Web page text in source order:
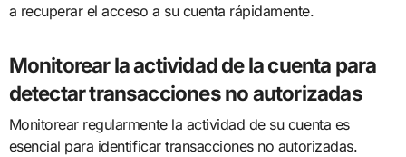
a recuperar el acceso a su cuenta rápidamente.
Monitorear la actividad de la cuenta para
detectar transacciones no autorizadas
Monitorear regularmente la actividad de su cuenta es
esencial para identificar transacciones no autorizadas.